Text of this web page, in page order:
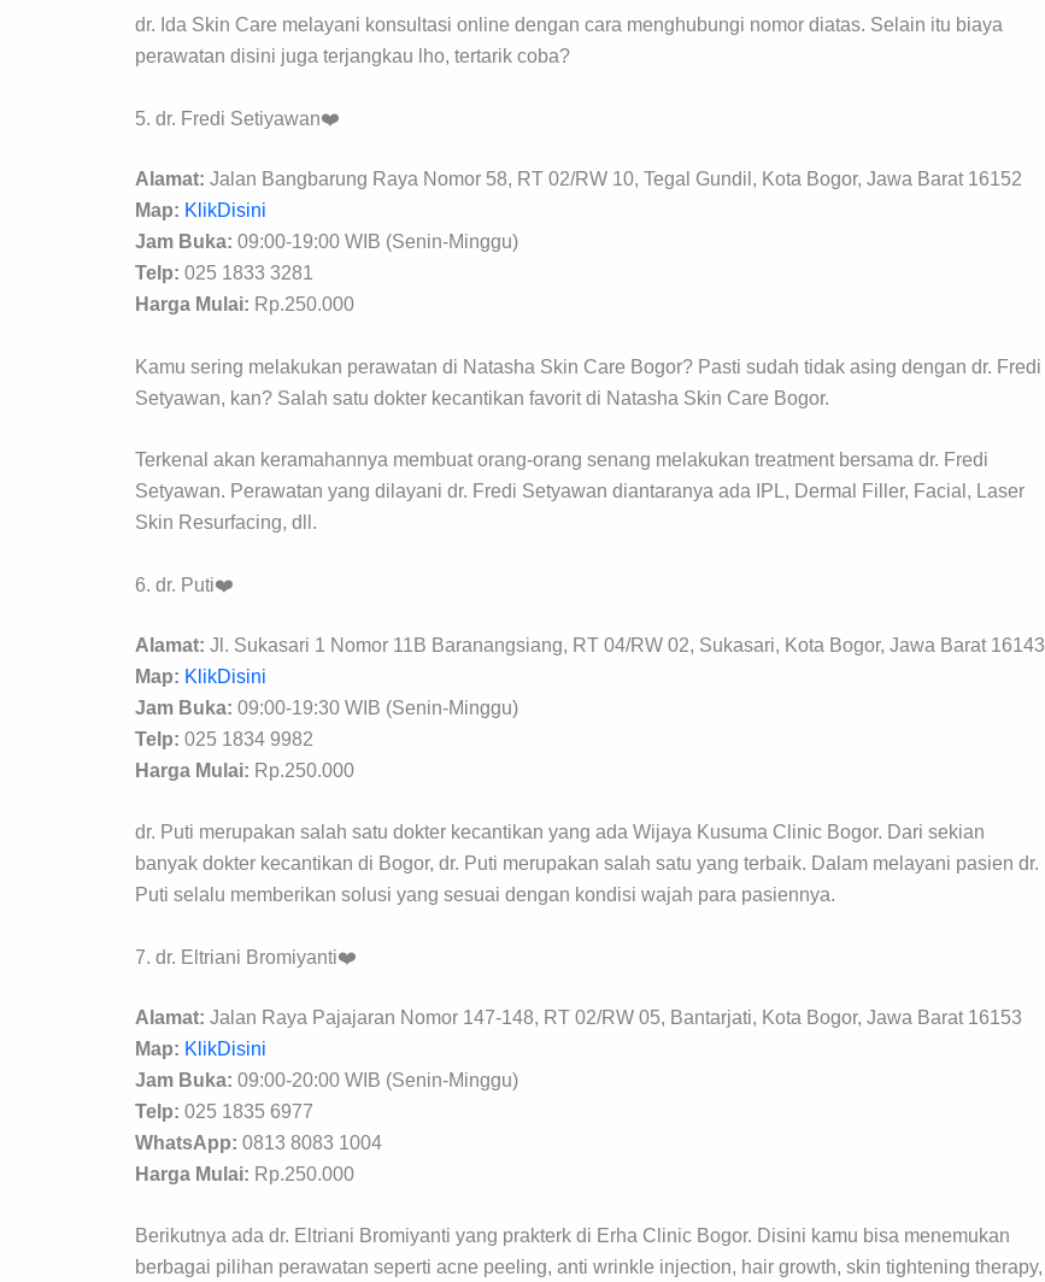
dr. Ida Skin Care melayani konsultasi online dengan cara menghubungi nomor diatas. Selain itu biaya
perawatan disini juga terjangkau lho, tertarik coba?
5. dr. Fredi Setiyawan❤️
Alamat: Jalan Bangbarung Raya Nomor 58, RT 02/RW 10, Tegal Gundil, Kota Bogor, Jawa Barat 16152
Map: KlikDisini
Jam Buka: 09:00-19:00 WIB (Senin-Minggu)
Telp: 025 1833 3281
Harga Mulai: Rp.250.000
Kamu sering melakukan perawatan di Natasha Skin Care Bogor? Pasti sudah tidak asing dengan dr. Fredi
Setyawan, kan? Salah satu dokter kecantikan favorit di Natasha Skin Care Bogor.
Terkenal akan keramahannya membuat orang-orang senang melakukan treatment bersama dr. Fredi
Setyawan. Perawatan yang dilayani dr. Fredi Setyawan diantaranya ada IPL, Dermal Filler, Facial, Laser
Skin Resurfacing, dll.
6. dr. Puti❤️
Alamat: Jl. Sukasari 1 Nomor 11B Baranangsiang, RT 04/RW 02, Sukasari, Kota Bogor, Jawa Barat 16143
Map: KlikDisini
Jam Buka: 09:00-19:30 WIB (Senin-Minggu)
Telp: 025 1834 9982
Harga Mulai: Rp.250.000
dr. Puti merupakan salah satu dokter kecantikan yang ada Wijaya Kusuma Clinic Bogor. Dari sekian
banyak dokter kecantikan di Bogor, dr. Puti merupakan salah satu yang terbaik. Dalam melayani pasien dr.
Puti selalu memberikan solusi yang sesuai dengan kondisi wajah para pasiennya.
7. dr. Eltriani Bromiyanti❤️
Alamat: Jalan Raya Pajajaran Nomor 147-148, RT 02/RW 05, Bantarjati, Kota Bogor, Jawa Barat 16153
Map: KlikDisini
Jam Buka: 09:00-20:00 WIB (Senin-Minggu)
Telp: 025 1835 6977
WhatsApp: 0813 8083 1004
Harga Mulai: Rp.250.000
Berikutnya ada dr. Eltriani Bromiyanti yang prakterk di Erha Clinic Bogor. Disini kamu bisa menemukan
berbagai pilihan perawatan seperti acne peeling, anti wrinkle injection, hair growth, skin tightening therapy,